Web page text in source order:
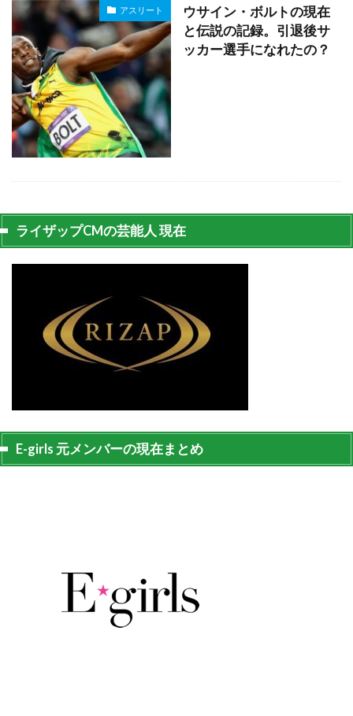
アスリート
ウサイン・ボルトの現在
と伝説の記録。引退後サ
ッカー選手になれたの？
ライザップCMの芸能人 現在
E-girls 元メンバーの現在まとめ